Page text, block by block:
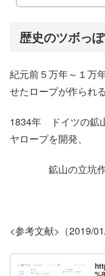
歴史のツボっ
紀元前５万年～１万
せたロープが作られる
1834年 ドイツの鉱
ヤロープを開発、
鉱山の立坑作業
<参考文献>（2019/